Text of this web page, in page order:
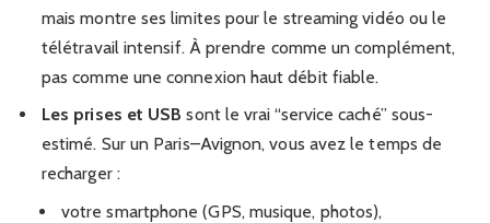
mais montre ses limites pour le streaming vidéo ou le
télétravail intensif. À prendre comme un complément,
pas comme une connexion haut débit fiable.
Les prises et USB sont le vrai “service caché” sous-
estimé. Sur un Paris–Avignon, vous avez le temps de
recharger :
votre smartphone (GPS, musique, photos),